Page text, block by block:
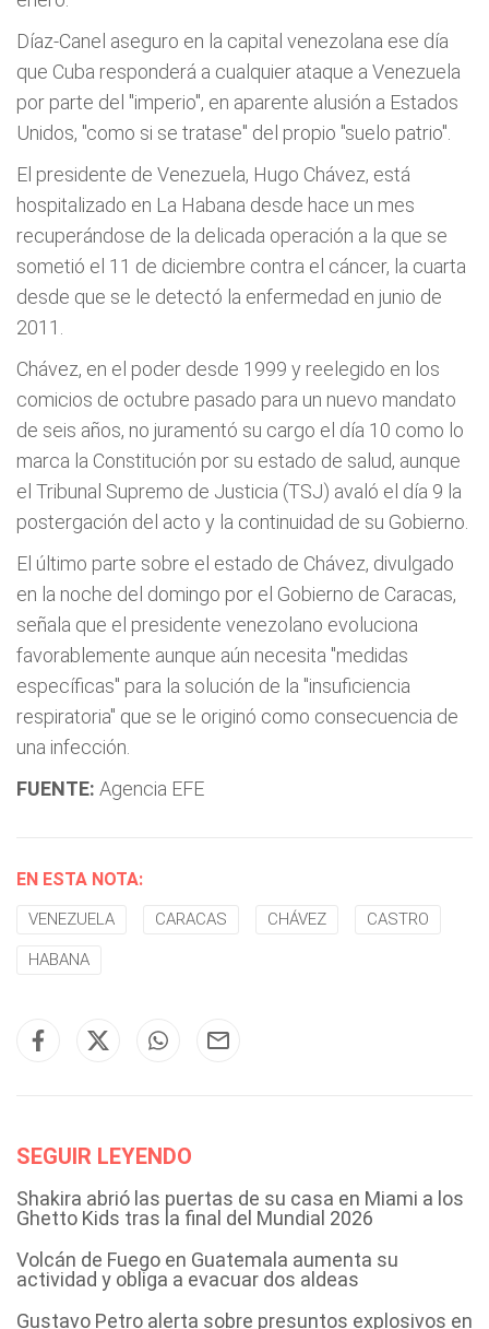
Díaz-Canel aseguro en la capital venezolana ese día
que Cuba responderá a cualquier ataque a Venezuela
por parte del "imperio", en aparente alusión a Estados
Unidos, "como si se tratase" del propio "suelo patrio".
El presidente de Venezuela, Hugo Chávez, está
hospitalizado en La Habana desde hace un mes
recuperándose de la delicada operación a la que se
sometió el 11 de diciembre contra el cáncer, la cuarta
desde que se le detectó la enfermedad en junio de
2011.
Chávez, en el poder desde 1999 y reelegido en los
comicios de octubre pasado para un nuevo mandato
de seis años, no juramentó su cargo el día 10 como lo
marca la Constitución por su estado de salud, aunque
el Tribunal Supremo de Justicia (TSJ) avaló el día 9 la
postergación del acto y la continuidad de su Gobierno.
El último parte sobre el estado de Chávez, divulgado
en la noche del domingo por el Gobierno de Caracas,
señala que el presidente venezolano evoluciona
favorablemente aunque aún necesita "medidas
específicas" para la solución de la "insuficiencia
respiratoria" que se le originó como consecuencia de
una infección.
FUENTE: Agencia EFE
EN ESTA NOTA:
VENEZUELA CARACAS CHÁVEZ CASTRO
HABANA
SEGUIR LEYENDO
Shakira abrió las puertas de su casa en Miami a los
Ghetto Kids tras la final del Mundial 2026
Volcán de Fuego en Guatemala aumenta su
actividad y obliga a evacuar dos aldeas
Gustavo Petro alerta sobre presuntos explosivos en